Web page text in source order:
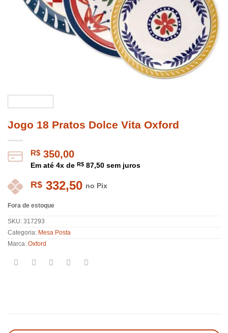
Jogo 18 Pratos Dolce Vita Oxford
R$ 350,00
Em até 4x de R$ 87,50 sem juros
R$ 332,50 no Pix
Fora de estoque
SKU: 317293
Categoria: Mesa Posta
Marca: Oxford